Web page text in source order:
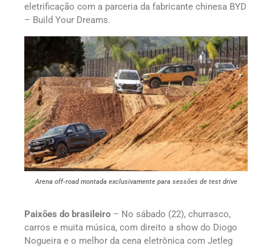
eletrificação com a parceria da fabricante chinesa BYD
– Build Your Dreams.
Arena off-road montada exclusivamente para sessões de test drive
Paixões do brasileiro – No sábado (22), churrasco,
carros e muita música, com direito a show do Diogo
Nogueira e o melhor da cena eletrônica com Jetleg